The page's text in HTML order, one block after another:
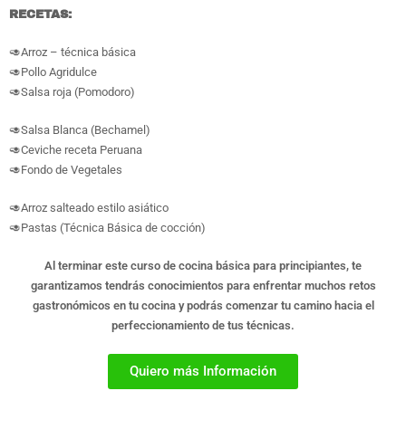
RECETAS:
🥑Arroz – técnica básica
🥑Pollo Agridulce
🥑Salsa roja (Pomodoro)
🥑Salsa Blanca (Bechamel)
🥑Ceviche receta Peruana
🥑Fondo de Vegetales
🥑Arroz salteado estilo asiático
🥑Pastas (Técnica Básica de cocción)
Al terminar este curso de cocina básica para principiantes, te
garantizamos tendrás conocimientos para enfrentar muchos retos
gastronómicos en tu cocina y podrás comenzar tu camino hacia el
perfeccionamiento de tus técnicas.
Quiero más Información